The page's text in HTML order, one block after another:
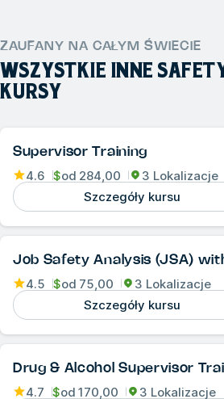
ZAUFANY NA CAŁYM ŚWIECIE
WSZYSTKIE INNE
KURSY
Supervisor Training
4.6 $od 284,00
3 Lokalizacje
Szczegóły kursu
Job Safety Analysis (JSA)
4.5 $od 75,00
3 Lokalizacje
Szczegóły kursu
Drug & Alcohol Supervisor
4.7 $od 170,00 3 Lokalizacje